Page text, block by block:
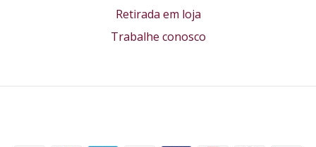
Retirada em loja
Trabalhe conosco